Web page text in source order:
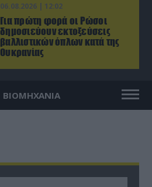
06.08.2026 | 12:02
Για πρώτη φορά οι Ρώσοι
δημοσιεύουν εκτοξεύσεις
βαλλιστικών όπλων κατά της
Ουκρανίας
ΒΙΟΜΗΧΑΝΙΑ